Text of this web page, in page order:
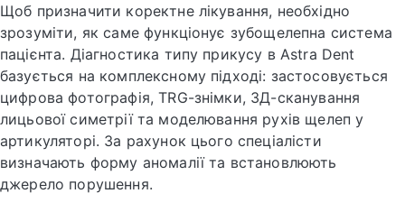
Щоб призначити коректне лікування, необхідно
зрозуміти, як саме функціонує зубощелепна система
пацієнта. Діагностика типу прикусу в Astra Dent
базується на комплексному підході: застосовується
цифрова фотографія, TRG-знімки, 3Д-сканування
лицьової симетрії та моделювання рухів щелеп у
артикуляторі. За рахунок цього спеціалісти
визначають форму аномалії та встановлюють
джерело порушення.